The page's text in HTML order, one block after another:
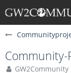
Community-
GW2Community